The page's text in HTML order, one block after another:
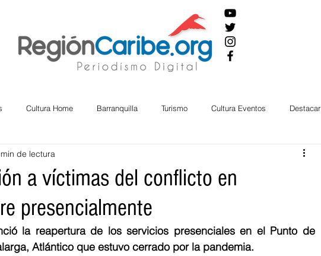
Cultura Home Barranquilla Turismo Cultura Eventos Destacar
Cesar English
Economía RAP CARIBE
AMBIENTAL AFRO
a víctimas del conflicto en
presencialmente
de lectura
la reapertura de los servicios presenciales en el Punto de
Atlántico que estuvo cerrado por la pandemia.